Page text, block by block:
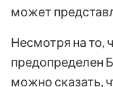
может
Несмотря на то,
предопределен
можно сказать,